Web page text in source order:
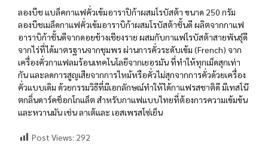
ลองบีช แบล็คกาแฟคั่วเข้มอาราปิก้าผสมโรบัสต้า ขนาด 250 กรัม
ลองบีชเมล็ดกาแฟคั่วเข้มอาราบิก้าผสมโรบัสต้าชั้นดี ผลิตจากกาแฟ
อาราบิก้าชั้นดีจากดอยช้างเชียงราย ผสมกับกาแฟโรบัสต้าสายพันธุ์ดี
จากไร่ที่ได้มาตรฐานจากชุมพร ผ่านการคั่วระดับเข้ม (French) จาก
เครื่องคั่วกาแฟลมร้อนเทคโนโลยีจากเยอรมัน ที่ทำให้ทุกเม็ดสุกเท่า
กัน และลดการสูญเสียจากการไหม้หรือคั่วไม่สุกจากการคั่วด้วยเครื่อง
คั่วแบบเดิม ด้วยกรรมวิธีที่มีเอกลักษณ์ทำให้ได้กาแฟรสชาติดี มีเทสโน๊
ตกลิ่นดาร์คช็อกโกแล็ต สำหรับกาแฟแบบไทยที่ต้องการความเข้มข้น
และหวานมัน เช่น ลาเต้และ เอสเพรสโซ่เย็น
Post Views: 292